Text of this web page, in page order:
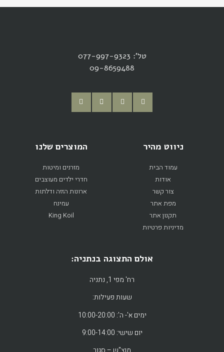
טל': 077-997-9323
09-8659488
ניווט מהיר
עמוד הבית
אודות
צור קשר
מפת אתר
תקנון אתר
מדיניות פרטיות
המוצרים שלנו
מזרנים ומיטות
חדרי ילדים מעוצבים
ארונות הזזה ודלתות
עמינח
King Koil
אולם התצוגה בנתניה:
רח' מפי 1, נתניה
שעות פעילות:
ימים א'- ה': 10:00-20:00
יום שישי: 9:00-14:00